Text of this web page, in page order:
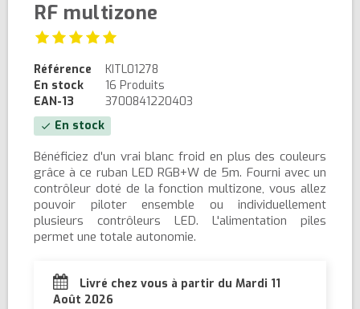
RF multizone
Référence
KITL01278
En stock
16 Produits
EAN-13
3700841220403
check En stock
Bénéficiez d'un vrai blanc froid en plus des couleurs
grâce à ce ruban LED RGB+W de 5m. Fourni avec un
contrôleur doté de la fonction multizone, vous allez
pouvoir piloter ensemble ou individuellement
plusieurs contrôleurs LED. L'alimentation piles
permet une totale autonomie.
Livré chez vous à partir du Mardi 11
Août 2026